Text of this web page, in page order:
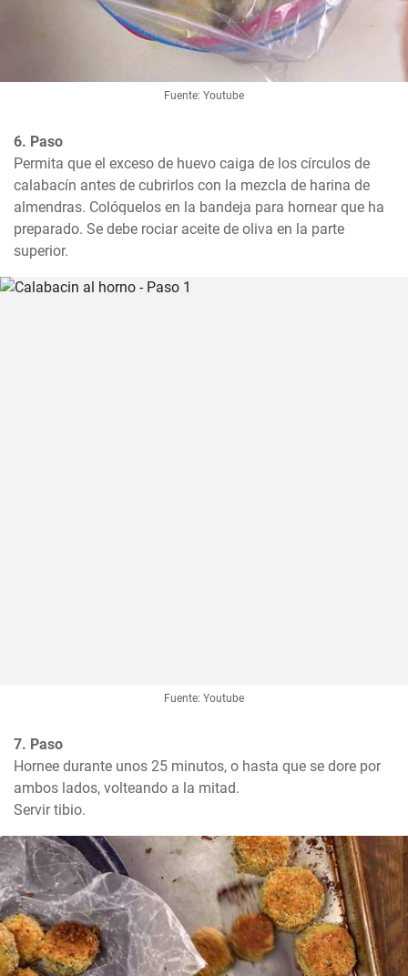
Fuente: Youtube
6. Paso
Permita que el exceso de huevo caiga de los círculos de
calabacín antes de cubrirlos con la mezcla de harina de
almendras. Colóquelos en la bandeja para hornear que ha
preparado. Se debe rociar aceite de oliva en la parte
superior.
Fuente: Youtube
7. Paso
Hornee durante unos 25 minutos, o hasta que se dore por
ambos lados, volteando a la mitad.
Servir tibio.